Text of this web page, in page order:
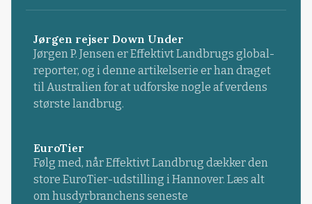
Jørgen rejser Down Under
Jørgen P. Jensen er Effektivt Landbrugs global-
reporter, og i denne artikelserie er han draget
til Australien for at udforske nogle af verdens
største landbrug.
EuroTier
Følg med, når Effektivt Landbrug dækker den
store EuroTier-udstilling i Hannover. Læs alt
om husdyrbranchens seneste